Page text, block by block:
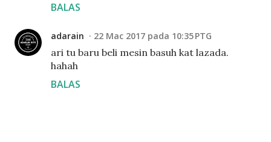
BALAS
adarain 22 Mac 2017 pada 10:35 PTG
ari tu baru beli mesin basuh kat lazada.
hahah
BALAS